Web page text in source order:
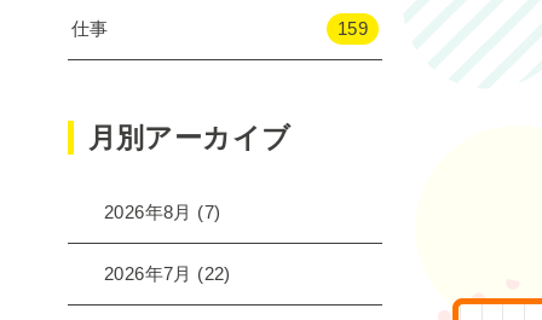
仕事 159
月別アーカイブ
2026年8月 (7)
2026年7月 (22)